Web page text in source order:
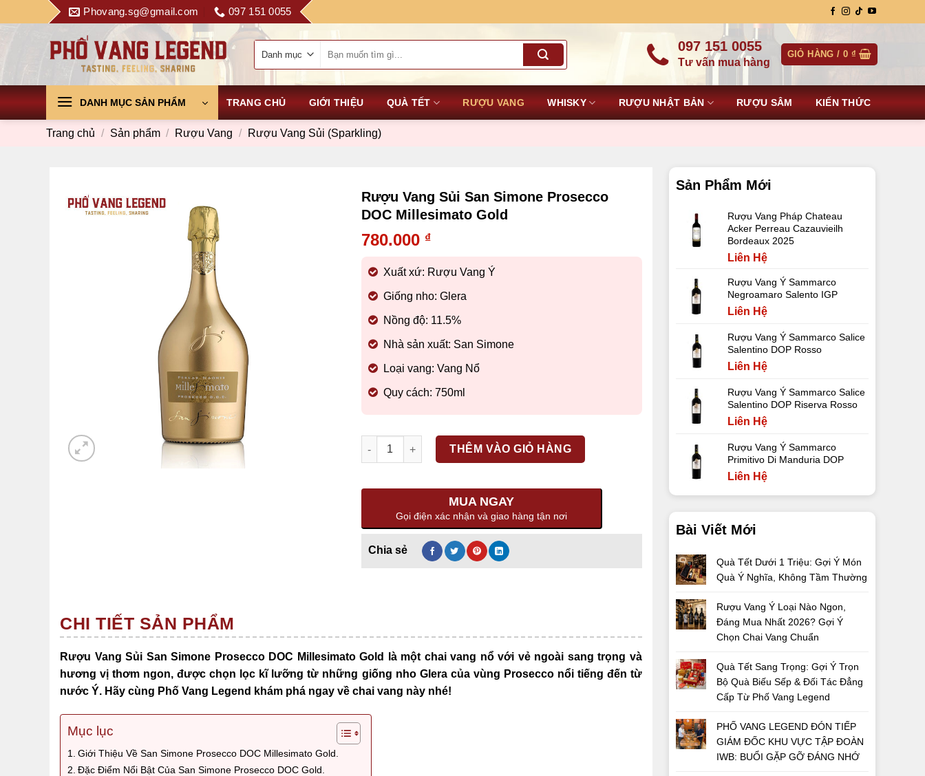
to
Phovang.sg@gmail.com 097 151 0055
kiếm:
097 151 0055
Tư vấn mua hàng
GIỎ HÀNG / 0 ₫
DANH MỤC SẢN PHẨM TRANG CHỦ GIỚI THIỆU QUÀ TẾT RƯỢU VANG WHISKY RƯỢU NHẬT BẢN RƯỢU SÂM KIẾN THỨC
Trang chủ / Sản phẩm / Rượu Vang / Rượu Vang Sủi (Sparkling)
Sản Phẩm Mới
Rượu Vang Pháp Chateau
Acker Perreau Cazauvieilh
Bordeaux 2025
Liên Hệ
Rượu Vang Ý Sammarco
Negroamaro Salento IGP
Liên Hệ
Rượu Vang Ý Sammarco Salice
Salentino DOP Rosso
Liên Hệ
Rượu Vang Ý Sammarco Salice
Salentino DOP Riserva Rosso
Liên Hệ
Rượu Vang Ý Sammarco
Primitivo Di Manduria DOP
Liên Hệ
Bài Viết Mới
Quà Tết Dưới 1 Triệu: Gợi Ý Món
Quà Ý Nghĩa, Không Tầm Thường
Rượu Vang Ý Loại Nào Ngon,
Đáng Mua Nhất 2026? Gợi Ý
Chọn Chai Vang Chuẩn
Quà Tết Sang Trọng: Gợi Ý Trọn
Bộ Quà Biếu Sếp & Đối Tác Đẳng
Cấp Từ Phố Vang Legend
PHỐ VANG LEGEND ĐÓN TIẾP
GIÁM ĐỐC KHU VỰC TẬP ĐOÀN
IWB: BUỔI GẶP GỠ ĐÁNG NHỚ
Rượu Vang Sủi San Simone Prosecco
DOC Millesimato Gold
780.000 ₫
Xuất xứ: Rượu Vang Ý
Giống nho: Glera
Nồng độ: 11.5%
Nhà sản xuất: San Simone
Loại vang: Vang Nổ
Quy cách: 750ml
Số lượng
THÊM VÀO GIỎ HÀNG
MUA NGAY
Gọi điện xác nhận và giao hàng tận nơi
CHI TIẾT SẢN PHẨM
Rượu Vang Sủi San Simone Prosecco DOC Millesimato Gold là một chai vang nổ với vẻ ngoài sang trọng và
hương vị thơm ngon, được chọn lọc kĩ lưỡng từ những giống nho Glera của vùng Prosecco nổi tiếng đến từ
nước Ý. Hãy cùng Phố Vang Legend khám phá ngay về chai vang này nhé!
Mục lục
Giới Thiệu Về San Simone Prosecco DOC Millesimato Gold.
Đặc Điểm Nổi Bật Của San Simone Prosecco DOC Gold.